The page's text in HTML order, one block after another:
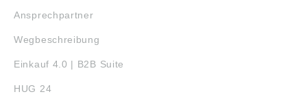
Ansprechpartner
Wegbeschreibung
Einkauf 4.0 | B2B Suite
HUG 24